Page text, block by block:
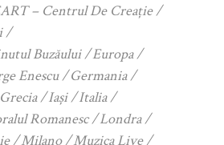
– Centrul De Creație
Buzăului
Europa
Enescu
Germania
Grecia Iași
Italia
Romanesc
Londra
Milano
Muzica Live